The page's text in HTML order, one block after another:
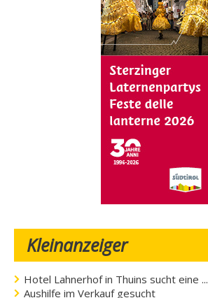
Kleinanzeiger
Hotel Lahnerhof in Thuins sucht eine ...
Aushilfe im Verkauf gesucht